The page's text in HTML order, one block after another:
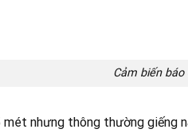
Cảm biến
mét nhưng thông thường